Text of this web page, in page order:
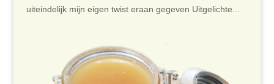
uiteindelijk mijn eigen twist eraan gegeven Uitgelichte...